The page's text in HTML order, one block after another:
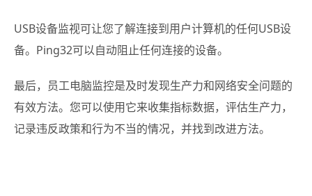
USB设备监视可让您了解连接到用户计算机的任何USB设
备。Ping32可以自动阻止任何连接的设备。
最后，员工电脑监控是及时发现生产力和网络安全问题的
有效方法。您可以使用它来收集指标数据，评估生产力，
记录违反政策和行为不当的情况，并找到改进方法。